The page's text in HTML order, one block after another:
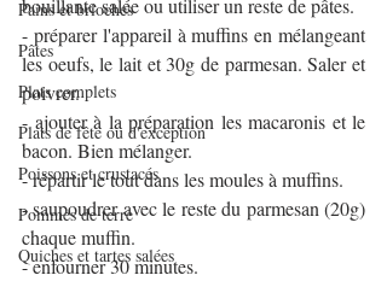
Pains et brioches
Pâtes
Plats complets
Plats de fête ou d'exception
Poissons et crustacés
Pommes de terre
Quiches et tartes salées
bouillante salée ou utiliser un reste de pâtes.
- préparer l'appareil à muffins en mélangeant
les oeufs, le lait et 30g de parmesan. Saler et
poivrer.
- ajouter à la préparation les macaronis et le
bacon. Bien mélanger.
- répartir le tout dans les moules à muffins.
- saupoudrer avec le reste du parmesan (20g)
chaque muffin.
- enfourner 30 minutes.